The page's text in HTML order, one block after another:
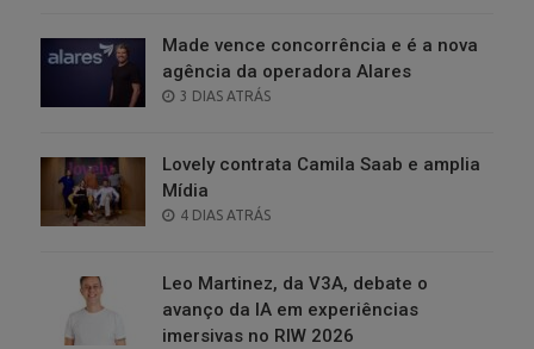
Made vence concorrência e é a nova
agência da operadora Alares
POSTED
3 DIAS ATRÁS
Lovely contrata Camila Saab e amplia
Mídia
POSTED
4 DIAS ATRÁS
Leo Martinez, da V3A, debate o
avanço da IA em experiências
imersivas no RIW 2026